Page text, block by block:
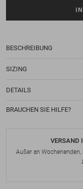
BESCHREIBUNG
SIZING
DETAILS
BRAUCHEN SIE HILFE?
VERSAND
Außer an